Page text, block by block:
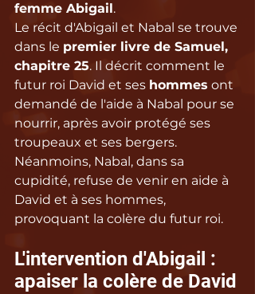
femme Abigail.
Le récit d'Abigail et Nabal se trouve
dans le premier livre de Samuel,
chapitre 25. Il décrit comment le
futur roi David et ses hommes ont
demandé de l'aide à Nabal pour se
nourrir, après avoir protégé ses
troupeaux et ses bergers.
Néanmoins, Nabal, dans sa
cupidité, refuse de venir en aide à
David et à ses hommes,
provoquant la colère du futur roi.
L'intervention d'Abigail :
apaiser la colère de David